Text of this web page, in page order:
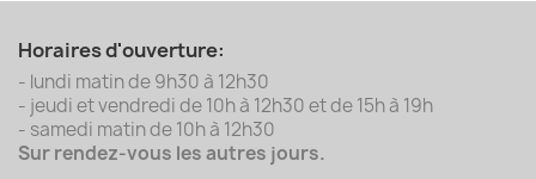
Horaires d'ouverture:
- lundi matin de 9h30 à 12h30
- jeudi et vendredi de 10h à 12h30 et de 15h à 19h
- samedi matin de 10h à 12h30
Sur rendez-vous les autres jours.